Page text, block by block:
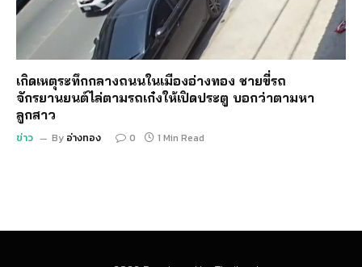
เกิดเหตุระทึกกลางถนนในเมืองอ่างทอง ชายขี่รถ
จักรยานยนต์ไล่ตามรถเก๋งให้เปิดประตู บอกว่าตามหา
ลูกสาว
ข่าว By อ่างทอง 0 1 Min Read